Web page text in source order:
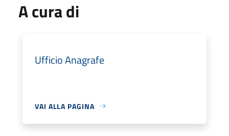
A cura di
Ufficio Anagrafe
VAI ALLA PAGINA